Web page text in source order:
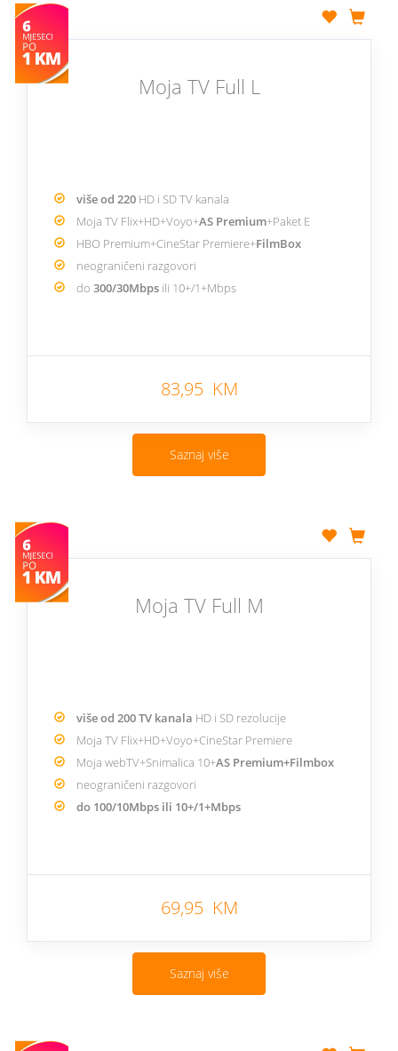
Moja TV Full L
više od 220 HD i SD TV kanala
Moja TV Flix+HD+Voyo+AS Premium+Paket E
HBO Premium+CineStar Premiere+FilmBox
neograničeni razgovori
do 300/30Mbps ili 10+/1+Mbps
83,95 KM
Saznaj više
Moja TV Full M
više od 200 TV kanala HD i SD rezolucije
Moja TV Flix+HD+Voyo+CineStar Premiere
Moja webTV+Snimalica 10+AS Premium+Filmbox
neograničeni razgovori
do 100/10Mbps ili 10+/1+Mbps
69,95 KM
Saznaj više